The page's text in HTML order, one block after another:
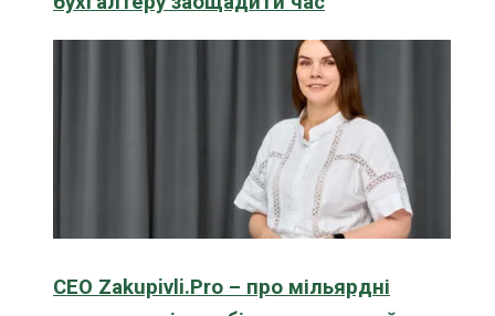
CEO Zakupivli.Pro – про мільярдні